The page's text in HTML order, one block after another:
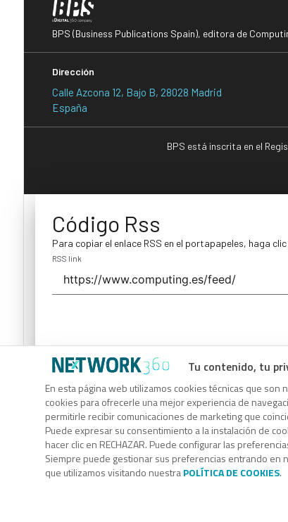
Tu contenido, tu
En esta página web utilizamos cookies técnicas que son
cookies para ofrecerle una mejor experiencia de
permitirle recibir comunicaciones de marketing que
Puede expresar su consentimiento a la instalación de
hacer clic en RECHAZAR. Puede configurar las
Siempre puede gestionar sus preferencias entrando en
que utilizamos visitando nuestraPOLÍTICA DE COOKIES.
BPS (Business Publications Spain), editora de
Dirección
Calle Azcona 12, Bajo B, 28028 Madrid
España
BPS está inscrita en el
Código Rss
Para copiar el enlace RSS en el portapapeles, haga
RSS link
Código Rss
Para copiar el enlace RSS en el portapapeles, haga